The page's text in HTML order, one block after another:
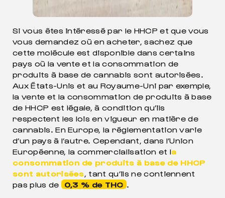
Si vous êtes intéressé par le HHCP et que vous
vous demandez où en acheter, sachez que
cette molécule est disponible dans certains
pays où la vente et la consommation de
produits à base de cannabis sont autorisées.
Aux États-Unis et au Royaume-Uni par exemple,
la vente et la consommation de produits à base
de HHCP est légale, à condition qu’ils
respectent les lois en vigueur en matière de
cannabis. En Europe, la réglementation varie
d’un pays à l’autre. Cependant, dans l’Union
Européenne, la commercialisation et la
consommation de produits à base de HHCP
sont autorisées, tant qu’ils ne contiennent
pas plus de
0,3 % de THC .